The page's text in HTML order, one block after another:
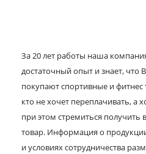
За 20 лет работы наша
достаточный опыт и знает, что
покупают спортивные и фитнес
кто не хочет переплачивать, а
при этом стремиться получить
товар. Информация о
и условиях сотрудничества